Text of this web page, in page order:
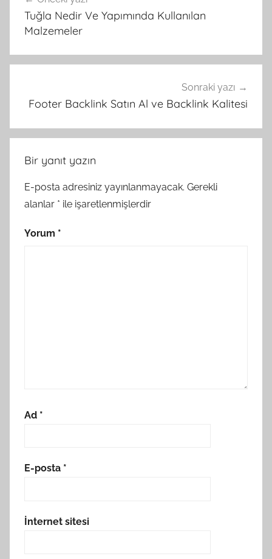
gezinmesi
Tuğla Nedir Ve Yapımında Kullanılan
Malzemeler
Sonraki yazı
Footer Backlink Satın Al ve Backlink Kalitesi
Bir yanıt yazın
E-posta adresiniz yayınlanmayacak. Gerekli
alanlar * ile işaretlenmişlerdir
Yorum *
Ad *
E-posta *
İnternet sitesi